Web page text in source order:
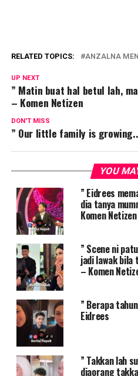
RELATED TOPICS: ANZALNA
UP NEXT
” Matin buat hal betul lah,
– Komen Netizen
DON'T MISS
” Our little family is
YOU
” Eidrees
dia tanya
Komen Netizen
” Scene ni
jadi lawak bila
– Komen
” Berapa
Eidrees
” Takkan lah
diaorang